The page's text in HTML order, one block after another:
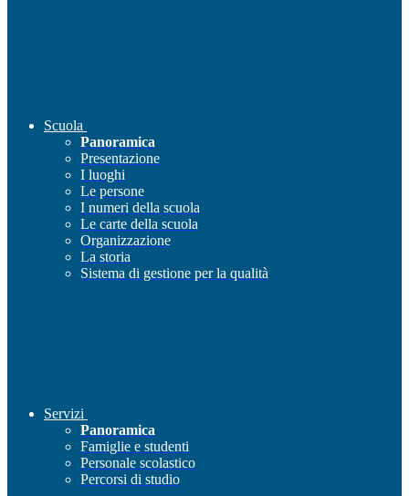
Scuola
Panoramica
Presentazione
I luoghi
Le persone
I numeri della scuola
Le carte della scuola
Organizzazione
La storia
Sistema di gestione per la qualità
Servizi
Panoramica
Famiglie e studenti
Personale scolastico
Percorsi di studio